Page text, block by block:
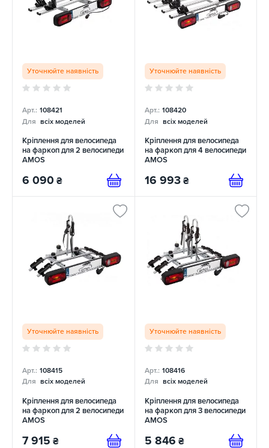
Уточнюйте наявність
Арт.: 108421
Для всіх моделей
Кріплення для велосипеда
на фаркоп для 2 велосипеди
AMOS
6 090 ₴
Уточнюйте наявність
Арт.: 108420
Для всіх моделей
Кріплення для велосипеда
на фаркоп для 4 велосипеди
AMOS
16 993 ₴
Уточнюйте наявність
Арт.: 108415
Для всіх моделей
Кріплення для велосипеда
на фаркоп для 2 велосипеди
AMOS
7 915 ₴
Уточнюйте наявність
Арт.: 108416
Для всіх моделей
Кріплення для велосипеда
на фаркоп для 3 велосипеди
AMOS
5 846 ₴